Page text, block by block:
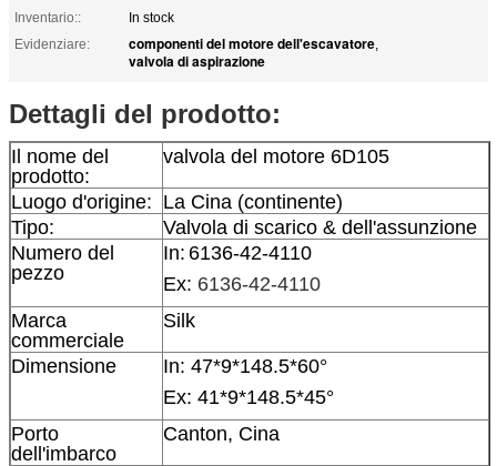
Inventario::
In stock
Evidenziare:
componenti del motore dell'escavatore,
valvola di aspirazione
Dettagli del prodotto:
Il nome del
prodotto:
valvola del motore 6D105
Luogo d'origine: La Cina (continente)
Tipo:
Valvola di scarico & dell'assunzione
Numero del
pezzo
In: 6136-42-4110
Ex: 6136-42-4110
Marca
commerciale
Silk
Dimensione In: 47*9*148.5*60°
Ex: 41*9*148.5*45°
Porto
dell'imbarco
Canton, Cina